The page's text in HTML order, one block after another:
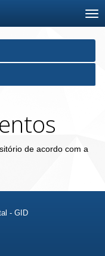
de acordo com a
- GID